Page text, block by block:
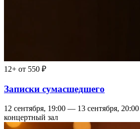
12+ от 550 ₽
Записки сумасшедшего
12 сентября, 19:00 — 13 сентября, 20:00
концертный зал